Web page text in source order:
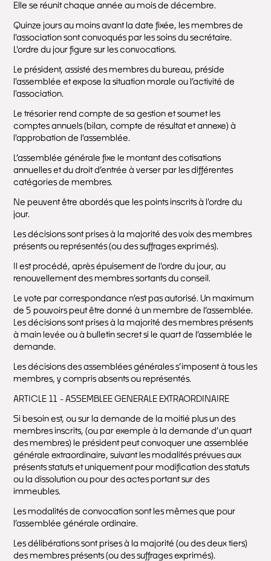
Elle se réunit chaque année au mois de décembre.
Quinze jours au moins avant la date fixée, les membres de
l'association sont convoqués par les soins du secrétaire.
L'ordre du jour figure sur les convocations.
Le président, assisté des membres du bureau, préside
l'assemblée et expose la situation morale ou l’activité de
l'association.
Le trésorier rend compte de sa gestion et soumet les
comptes annuels (bilan, compte de résultat et annexe) à
l'approbation de l'assemblée.
L’assemblée générale fixe le montant des cotisations
annuelles et du droit d’entrée à verser par les différentes
catégories de membres.
Ne peuvent être abordés que les points inscrits à l'ordre du
jour.
Les décisions sont prises à la majorité des voix des membres
présents ou représentés (ou des suffrages exprimés).
Il est procédé, après épuisement de l'ordre du jour, au
renouvellement des membres sortants du conseil.
Le vote par correspondance n’est pas autorisé. Un maximum
de 5 pouvoirs peut être donné à un membre de l’assemblée.
Les décisions sont prises à la majorité des membres présents
à main levée ou à bulletin secret si le quart de l’assemblée le
demande.
Les décisions des assemblées générales s’imposent à tous les
membres, y compris absents ou représentés.
ARTICLE 11 - ASSEMBLEE GENERALE EXTRAORDINAIRE
Si besoin est, ou sur la demande de la moitié plus un des
membres inscrits, (ou par exemple à la demande d’un quart
des membres) le président peut convoquer une assemblée
générale extraordinaire, suivant les modalités prévues aux
présents statuts et uniquement pour modification des statuts
ou la dissolution ou pour des actes portant sur des
immeubles.
Les modalités de convocation sont les mêmes que pour
l’assemblée générale ordinaire.
Les délibérations sont prises à la majorité (ou des deux tiers)
des membres présents (ou des suffrages exprimés).